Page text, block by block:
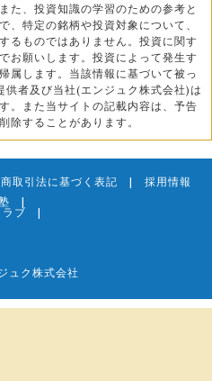
た、投資知識の学習のための参考と
、特定の銘柄や投資対象について、
るものではありません。投資に関す
お願いします。投資によって発生す
属します。当該情報に基づいて被っ
者及び当社(エンジュク株式会社)は
。また当サイトの記載内容は、予告
除することがあります。
取引法に基づく表記 | 採用情報
|
ブ |
ュク株式会社